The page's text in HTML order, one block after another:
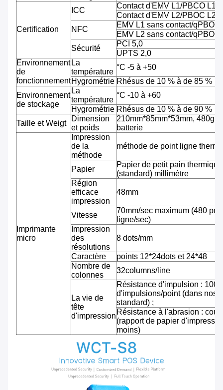
Certification
ICC
Contact d'EMV L1/PBCO L1
Contact d'EMV L2/PBOC L2
NFC
EMV L1 sans contact/qPBOC
EMV L2 sans contact/qPBOC
Sécurité
PCI 5,0
UPTS 2,0
Environnement
de
fonctionnement
La
température
°C -5 à +50
Hygrométrie Rhésus de 10 % à de 85 %
Environnement
de stockage
La
température
°C -10 à +60
Hygrométrie Rhésus de 10 % à de 90 %
Taille et Weigt
Dimension
et poids
210mm*85mm*53mm, 480g
batterie
Imprimante
micro
Impression
de la
méthode
méthode de point ligne
Papier
Papier de petit pain
(standard) millimètre
Région
efficace
impression
48mm
Vitesse
70mm/sec maximum (480
ligne/sec)
Impression
des
résolutions
8 dots/mm
Caractère
points 12*24dots et 24*48
Nombre de
colonnes
32columns/line
La vie de
tête
d'impression
Résistance d'impulsion : 100
d'impulsions/point (dans nos
standard) ;
Résistance à l'abrasion :
(rapport de papier
moins)